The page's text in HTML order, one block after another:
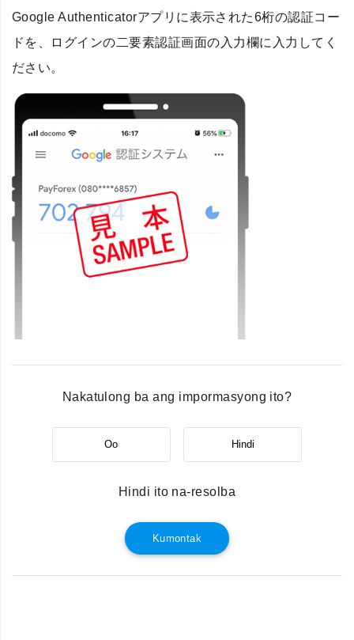
Google Authenticatorアプリに表示された6桁の認証コー
ドを、ログインの二要素認証画面の入力欄に入力してく
ださい。
Nakatulong ba ang impormasyong ito?
Oo Hindi
Hindi ito na-resolba
Kumontak